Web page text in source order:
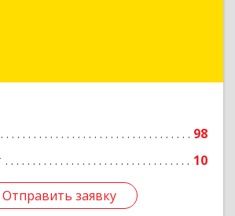
98
10
Отправить заявку
Респ, Абакан г, Ивана Ярыгина
Отправить заявку